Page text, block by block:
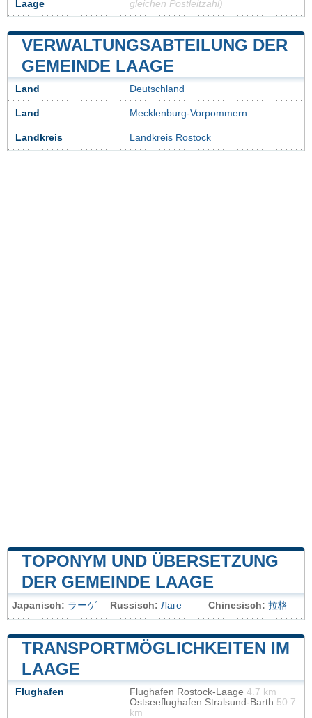
Laage
gleichen Postleitzahl)
VERWALTUNGSABTEILUNG DER
GEMEINDE LAAGE
Land Deutschland
Land Mecklenburg-Vorpommern
Landkreis Landkreis Rostock
TOPONYM UND ÜBERSETZUNG
DER GEMEINDE LAAGE
Japanisch: ラーゲ Russisch: Лаге Chinesisch: 拉格
TRANSPORTMÖGLICHKEITEN IM
LAAGE
Flughafen Flughafen Rostock-Laage 4.7 km
Ostseeflughafen Stralsund-Barth 50.7
km